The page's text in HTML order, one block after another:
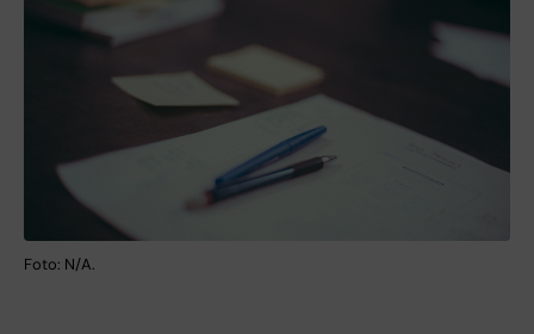
Foto: N/A.